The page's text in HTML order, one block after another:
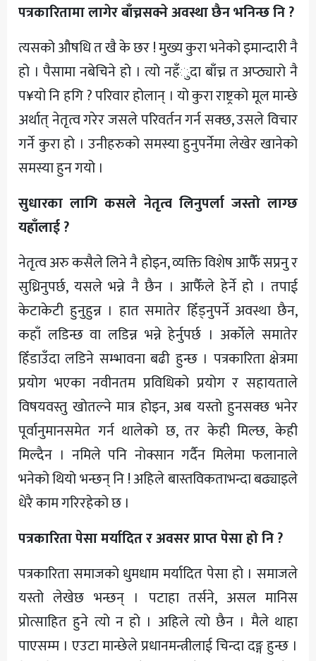
पत्रकारितामा लागेर बाँच्नसक्ने अवस्था छैन भनिन्छ नि ?
त्यसको औषधि त खै के छर ! मुख्य कुरा भनेको इमान्दारी नै
हो । पैसामा नबेचिने हो । त्यो नहँुदा बाँच्न त अप्ठ्यारो नै
प¥यो नि हगि ? परिवार होलान् । यो कुरा राष्ट्रको मूल मान्छे
अर्थात् नेतृत्व गरेर जसले परिवर्तन गर्न सक्छ, उसले विचार
गर्ने कुरा हो । उनीहरुको समस्या हुनुपर्नेमा लेखेर खानेको
समस्या हुन गयो ।
सुधारका लागि कसले नेतृत्व लिनुपर्ला जस्तो लाग्छ
यहाँलाई ?
नेतृत्व अरु कसैले लिने नै होइन, व्यक्ति विशेष आफैँ सप्रनु र
सुध्रिनुपर्छ, यसले भन्ने नै छैन । आफैँले हेर्ने हो । तपाई
केटाकेटी हुनुहुन्न । हात समातेर हिँड्नुपर्ने अवस्था छैन,
कहाँ लडिन्छ वा लडिन्न भन्ने हेर्नुपर्छ । अर्काेले समातेर
हिँडाउँदा लडिने सम्भावना बढी हुन्छ । पत्रकारिता क्षेत्रमा
प्रयोग भएका नवीनतम प्रविधिको प्रयोग र सहायताले
विषयवस्तु खोतल्ने मात्र होइन, अब यस्तो हुनसक्छ भनेर
पूर्वानुमानसमेत गर्न थालेको छ, तर केही मिल्छ, केही
मिल्दैन । नमिले पनि नोक्सान गर्दैन मिलेमा फलानाले
भनेको थियो भन्छन् नि ! अहिले बास्तविकताभन्दा बढ्याइले
धेरै काम गरिरहेको छ ।
पत्रकारिता पेसा मर्यादित र अवसर प्राप्त पेसा हो नि ?
पत्रकारिता समाजको धुमधाम मर्यादित पेसा हो । समाजले
यस्तो लेखेछ भन्छन् । पटाहा तर्सने, असल मानिस
प्रोत्साहित हुने त्यो न हो । अहिले त्यो छैन । मैले थाहा
पाएसम्म । एउटा मान्छेले प्रधानमन्त्रीलाई चिन्दा दङ्ग हुन्छ ।